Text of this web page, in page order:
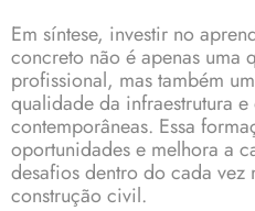
Em síntese, investir no
concreto não é apenas uma
profissional, mas também
qualidade da infraestrutura
contemporâneas. Essa
oportunidades e melhora a
desafios dentro do cada vez
construção civil.